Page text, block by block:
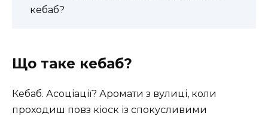
кебаб?
Що таке кебаб?
Кебаб. Асоціації? Аромати з вулиці, коли
проходиш повз кіоск із спокусливими